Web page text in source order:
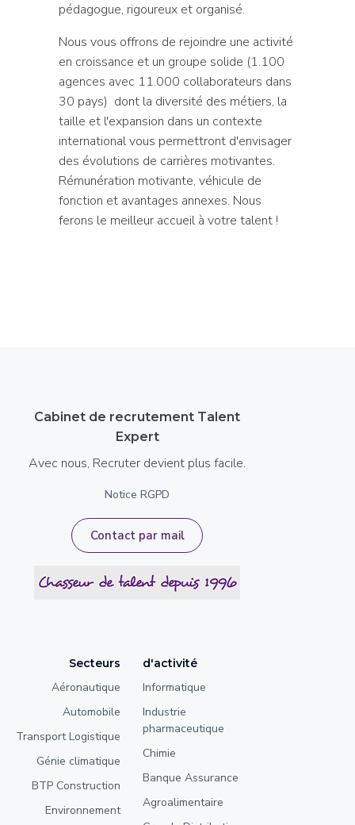
pédagogue, rigoureux et organisé.
Nous vous offrons de rejoindre une activité
en croissance et un groupe solide (1.100
agences avec 11.000 collaborateurs dans
30 pays) dont la diversité des métiers, la
taille et l'expansion dans un contexte
international vous permettront d'envisager
des évolutions de carrières motivantes.
Rémunération motivante, véhicule de
fonction et avantages annexes. Nous
ferons le meilleur accueil à votre talent !
Cabinet de recrutement Talent
Expert
Avec nous, Recruter devient plus facile.
Notice RGPD
Contact par mail
Secteurs
Aéronautique
Automobile
Transport Logistique
Génie climatique
BTP Construction
Environnement
d'activité
Informatique
Industrie
pharmaceutique
Chimie
Banque Assurance
Agroalimentaire